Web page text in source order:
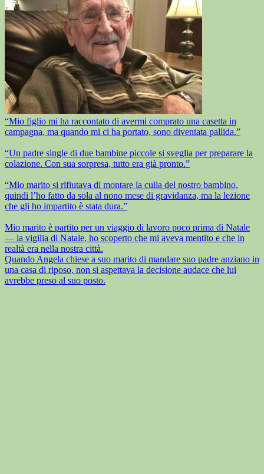
“Mio figlio mi ha raccontato di avermi comprato una casetta in
campagna, ma quando mi ci ha portato, sono diventata pallida.”
“Un padre single di due bambine piccole si sveglia per preparare la
colazione. Con sua sorpresa, tutto era già pronto.”
“Mio marito si rifiutava di montare la culla del nostro bambino,
quindi l’ho fatto da sola al nono mese di gravidanza, ma la lezione
che gli ho impartito è stata dura.”
Mio marito è partito per un viaggio di lavoro poco prima di Natale
— la vigilia di Natale, ho scoperto che mi aveva mentito e che in
realtà era nella nostra città.
Quando Angela chiese a suo marito di mandare suo padre anziano in
una casa di riposo, non si aspettava la decisione audace che lui
avrebbe preso al suo posto.